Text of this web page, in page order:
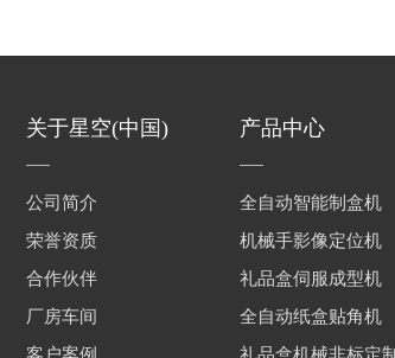
关于星空(中国)
公司简介
荣誉资质
合作伙伴
厂房车间
产品中心
全自动智能制盒机
机械手影像定位机
礼品盒伺服成型机
全自动纸盒贴角机